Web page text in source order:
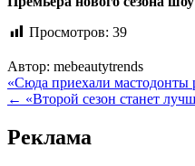
Просмотров: 39
Автор: mebeautytrends
Навигация
по
записям
«Сюда приехали мастодонты
← «Второй сезон станет
Реклама